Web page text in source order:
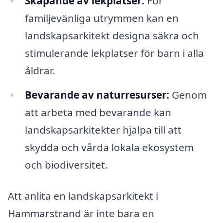
familjevänliga utrymmen kan en
landskapsarkitekt designa säkra och
stimulerande lekplatser för barn i alla
åldrar.
Bevarande av naturresurser: Genom
att arbeta med bevarande kan
landskapsarkitekter hjälpa till att
skydda och vårda lokala ekosystem
och biodiversitet.
Att anlita en landskapsarkitekt i
Hammarstrand är inte bara en